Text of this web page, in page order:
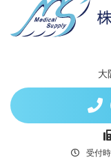
大
受付